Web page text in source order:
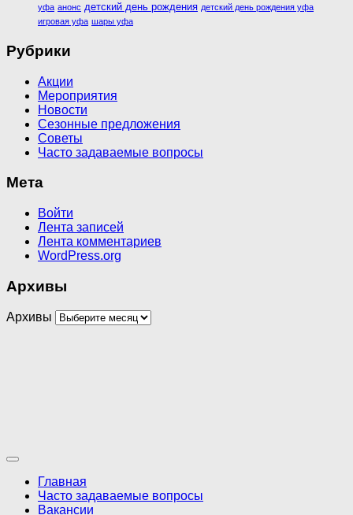
уфа анонс детский день рождения детский день рождения уфа
игровая уфа шары уфа
Рубрики
Акции
Мероприятия
Новости
Сезонные предложения
Советы
Часто задаваемые вопросы
Мета
Войти
Лента записей
Лента комментариев
WordPress.org
Архивы
Архивы
Главная
Часто задаваемые вопросы
Вакансии